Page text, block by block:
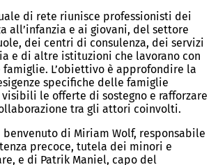
di rete riunisce professionisti dei
all’infanzia e ai giovani, del settore
dei centri di consulenza, dei servizi
e di altre istituzioni che lavorano con
L’obiettivo è approfondire la
specifiche delle famiglie
le offerte di sostegno e rafforzare
tra gli attori coinvolti.
di Miriam Wolf, responsabile
precoce, tutela dei minori e
e di Patrik Maniel, capo del